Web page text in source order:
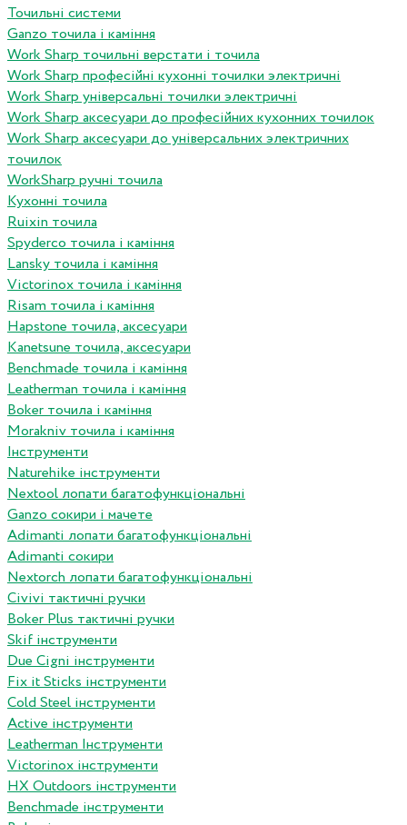
Точильні системи
Ganzo точила і каміння
Work Sharp точильні верстати і точила
Work Sharp професiйнi кухоннi точилки электричнi
Work Sharp унiверсальнi точилки электричнi
Work Sharp аксесуари до професiйних кухонних точилок
Work Sharp аксесуари до унiверсальних электричних
точилок
WorkSharp ручні точила
Кухонні точила
Ruixin точила
Spyderco точила і каміння
Lansky точила і каміння
Victorinox точила і каміння
Risam точила і каміння
Hapstone точила, аксесуари
Kanetsune точила, аксесуари
Benchmade точила і каміння
Leatherman точила і каміння
Boker точила і каміння
Morakniv точила і каміння
Інструменти
Naturehike інструменти
Nextool лопати багатофункціональні
Ganzo сокири і мачете
Adimanti лопати багатофункціональні
Adimanti сокири
Nextorch лопати багатофункціональні
Сivivi тактичні ручки
Boker Plus тактичні ручки
Skif інструменти
Due Cigni інструменти
Fix it Sticks інструменти
Сold Steel інструменти
Active інструменти
Leatherman Інструменти
Victorinox інструменти
HX Outdoors інструменти
Benchmade інструменти